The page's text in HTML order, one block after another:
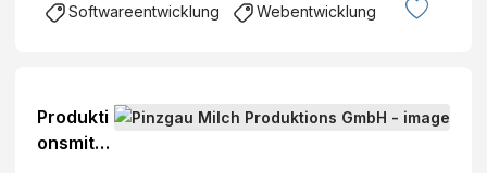
Softwareentwicklung Webentwicklung
Produkti
onsmitar